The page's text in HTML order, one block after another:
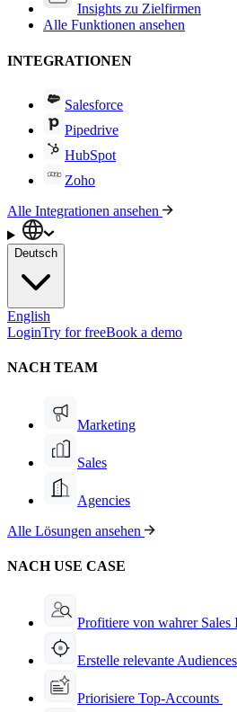
Insights zu Zielfirmen
Alle Funktionen ansehen
INTEGRATIONEN
Salesforce
Pipedrive
HubSpot
Zoho
Alle Integrationen ansehen
Deutsch
English
LoginTry for freeBook a demo
NACH TEAM
Marketing
Sales
Agencies
Alle Lösungen ansehen
NACH USE CASE
Profitiere von wahrer Sales
Erstelle relevante Audiences
Priorisiere Top-Accounts